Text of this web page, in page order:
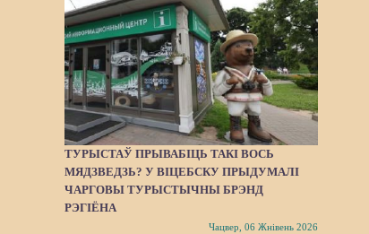
ТУРЫСТАЎ ПРЫВАБІЦЬ ТАКІ ВОСЬ
МЯДЗВЕДЗЬ? У ВІЦЕБСКУ ПРЫДУМАЛІ
ЧАРГОВЫ ТУРЫСТЫЧНЫ БРЭНД
РЭГІЁНА
Чацвер, 06 Жнівень 2026